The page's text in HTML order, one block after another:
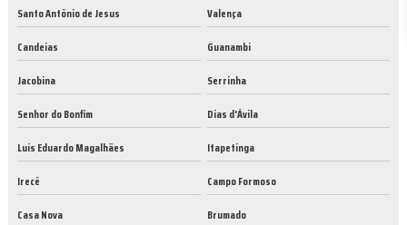
Santo Antônio de Jesus
Valença
Candeias
Guanambi
Jacobina
Serrinha
Senhor do Bonfim
Dias d'Ávila
Luís Eduardo Magalhães
Itapetinga
Irecê
Campo Formoso
Casa Nova
Brumado